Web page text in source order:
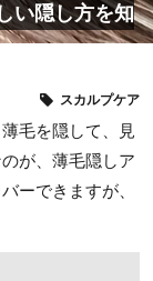
い隠し方を知
スカルプケア
毛を隠して、見
が、薄毛隠しア
ーできますが、